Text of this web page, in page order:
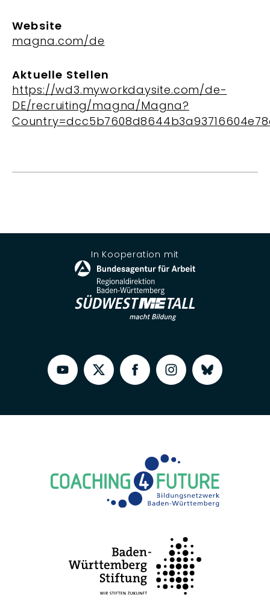
Website
magna.com/de
Aktuelle Stellen
https://wd3.myworkdaysite.com/de-
DE/recruiting/magna/Magna?
In Kooperation mit